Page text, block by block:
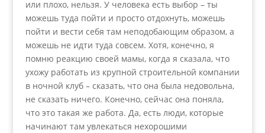
или плохо, нельзя. У человека есть выбор – ты
можешь туда пойти и просто отдохнуть, можешь
пойти и вести себя там неподобающим образом, а
можешь не идти туда совсем. Хотя, конечно, я
помню реакцию своей мамы, когда я сказала, что
ухожу работать из крупной строительной компании
в ночной клуб – сказать, что она была недовольна,
не сказать ничего. Конечно, сейчас она поняла,
что это такая же работа. Да, есть люди, которые
начинают там увлекаться нехорошими